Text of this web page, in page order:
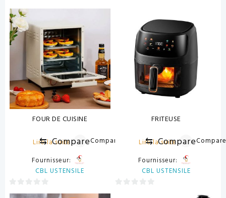
0
sur
5
FOUR DE CUISINE
Lire la suite
⇆ CompareCompare
Fournisseur:
CBL USTENSILE
0
FRITEUSE
Lire la suite
⇆ Compare
Fournisseur:
CBL USTENSILE